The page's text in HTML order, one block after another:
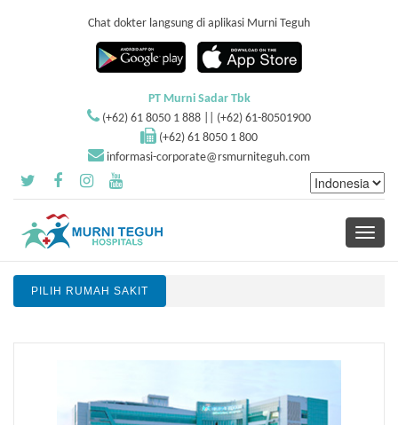
Chat dokter langsung di aplikasi Murni Teguh
PT Murni Sadar Tbk
(+62) 61 8050 1 888 || (+62) 61-80501900
(+62) 61 8050 1 800
informasi-corporate@rsmurniteguh.com
Toggle
PILIH RUMAH SAKIT